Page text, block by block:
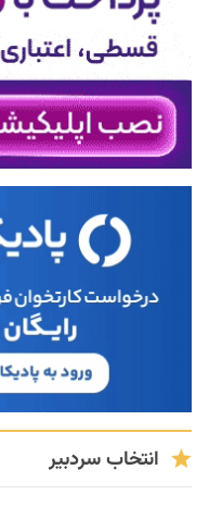
انتخاب سردبیر